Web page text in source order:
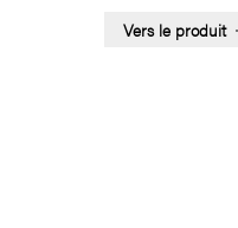
Vers le produit